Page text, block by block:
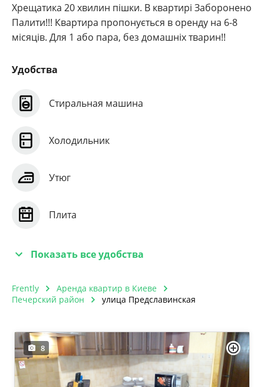
Хрещатика 20 хвилин пішки. В квартирі Заборонено
Палити!!! Квартира пропонується в оренду на 6-8
місяців. Для 1 або пара, без домашніх тварин!!
Удобства
Стиральная машина
Холодильник
Утюг
Плита
Показать все удобства
Frently
Аренда квартир в Киеве
Печерский район
улица Предславинская
8